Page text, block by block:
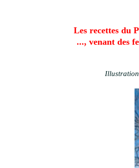
Les recettes du
..., venant des